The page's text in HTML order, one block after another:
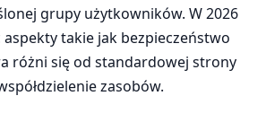
grupy użytkowników. W 2026
takie jak bezpieczeństwo
różni się od standardowej strony
zasobów.